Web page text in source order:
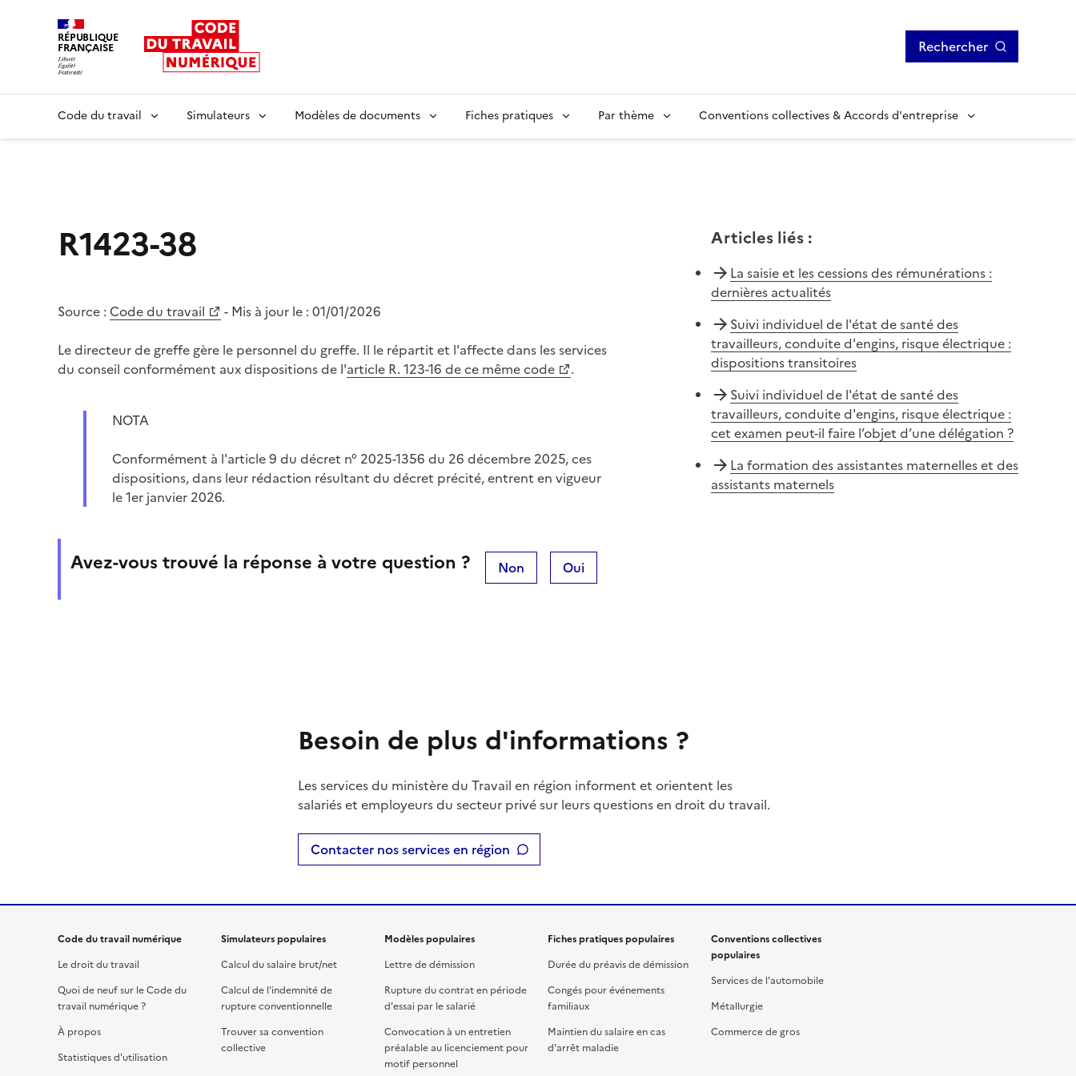
RÉPUBLIQUE
FRANÇAISE Rechercher
Code du travail Simulateurs Modèles de documents Fiches pratiques Par thème Conventions collectives & Accords d'entreprise
R1423-38
Source : Code du travail - Mis à jour le : 01/01/2026
Le directeur de greffe gère le personnel du greffe. Il le répartit et l'affecte dans les services
du conseil conformément aux dispositions de l'article R. 123-16 de ce même code .
NOTA
Conformément à l'article 9 du décret n° 2025-1356 du 26 décembre 2025, ces
dispositions, dans leur rédaction résultant du décret précité, entrent en vigueur
le 1er janvier 2026.
Avez-vous trouvé la réponse à votre question ? Non Oui
Articles liés:
La saisie et les cessions des rémunérations :
dernières actualités
Suivi individuel de l'état de santé des
travailleurs, conduite d'engins, risque électrique :
dispositions transitoires
Suivi individuel de l'état de santé des
travailleurs, conduite d'engins, risque électrique :
cet examen peut-il faire l’objet d’une délégation ?
La formation des assistantes maternelles et des
assistants maternels
Besoin de plus d'informations ?
Les services du ministère du Travail en région informent et orientent les
salariés et employeurs du secteur privé sur leurs questions en droit du travail.
Contacter nos services en région
Code du travail numérique
Le droit du travail
Quoi de neuf sur le Code du
travail numérique ?
À propos
Statistiques d'utilisation
Simulateurs populaires
Calcul du salaire brut/net
Calcul de l'indemnité de
rupture conventionnelle
Trouver sa convention
collective
Modèles populaires
Lettre de démission
Rupture du contrat en période
d'essai par le salarié
Convocation à un entretien
préalable au licenciement pour
motif personnel
Fiches pratiques populaires
Durée du préavis de démission
Congés pour événements
familiaux
Maintien du salaire en cas
d'arrêt maladie
Conventions collectives
populaires
Services de l'automobile
Métallurgie
Commerce de gros